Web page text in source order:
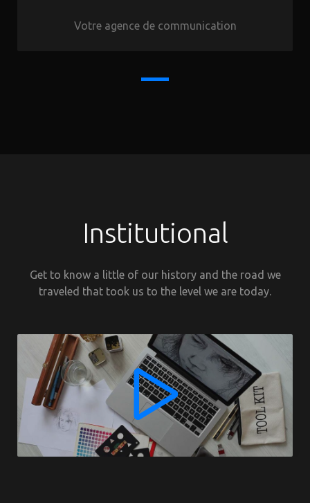
Votre agence de communication
Institutional
Get to know a little of our history and the road we
traveled that took us to the level we are today.